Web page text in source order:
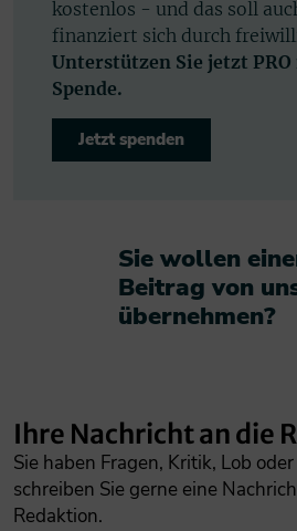
kostenlos - und das soll
finanziert sich durch
Unterstützen Sie jetzt
Spende.
Jetzt spenden
Sie wollen
Beitrag von
übernehmen?​
Ihre Nachricht an die
Sie haben Fragen, Kritik, Lob
schreiben Sie gerne eine
Redaktion.